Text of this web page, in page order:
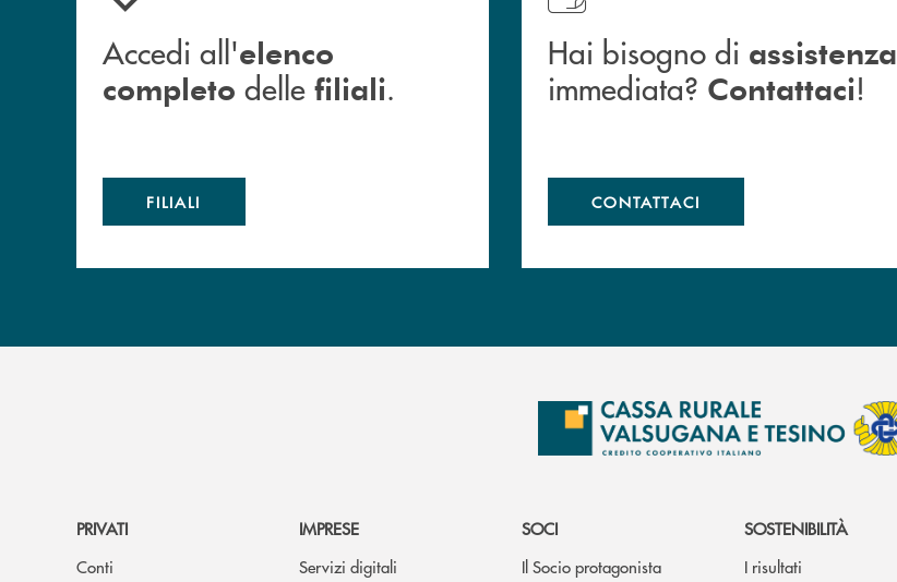
Accedi all'elenco
completo delle filiali.
FILIALI
Hai bisogno di assistenza
immediata? Contattaci!
CONTATTACI
PRIVATI
Conti
IMPRESE
Servizi digitali
SOCI
Il Socio protagonista
SOSTENIBILITÀ
I risultati